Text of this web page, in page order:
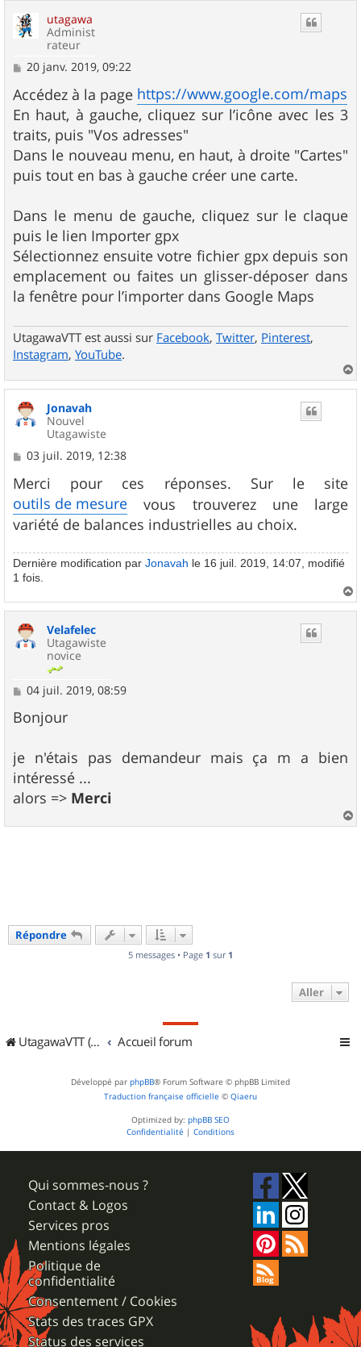
utagawa
Administ
rateur
M
s
s
a
g
e
20 janv. 2019, 09:22
Accédez à la page https://www.google.com/maps
En haut, à gauche, cliquez sur l’icône avec les 3
traits, puis "Vos adresses"
Dans le nouveau menu, en haut, à droite "Cartes"
puis tout en bas à gauche créer une carte.
Dans le menu de gauche, cliquez sur le claque
puis le lien Importer gpx
Sélectionnez ensuite votre fichier gpx depuis son
emplacement ou faites un glisser-déposer dans
la fenêtre pour l’importer dans Google Maps
UtagawaVTT est aussi sur Facebook, Twitter, Pinterest,
Instagram, YouTube.
a
Jonavah
Nouvel
Utagawiste
M
s
s
a
g
e
03 juil. 2019, 12:38
Merci pour ces réponses. Sur le site
outils de mesure vous trouverez une large
variété de balances industrielles au choix.
Dernière modification par Jonavah le 16 juil. 2019, 14:07, modifié
1 fois.
a
Velafelec
Utagawiste
novice
M
s
s
g
e
04 juil. 2019, 08:59
Bonjour
je n'étais pas demandeur mais ça m a bien
intéressé ...
alors => Merci
a
Répondre
5 messages • Page 1 sur 1
Aller
UtagawaVTT (Randos VTT et VTTAE avec traces GPS) Accueil forum
Développé par phpBB® Forum Software © phpBB Limited
Traduction française officielle © Qiaeru
Optimized by: phpBB SEO
Confidentialité | Conditions
Qui sommes-nous ?
Contact & Logos
Services pros
Mentions légales
Politique de
confidentialité
Consentement / Cookies
Stats des traces GPX
Status des services